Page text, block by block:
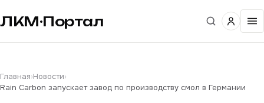
ЛКМ·Портал
Главная›Новости›
Rain Carbon запускает завод по производству смол в Германии